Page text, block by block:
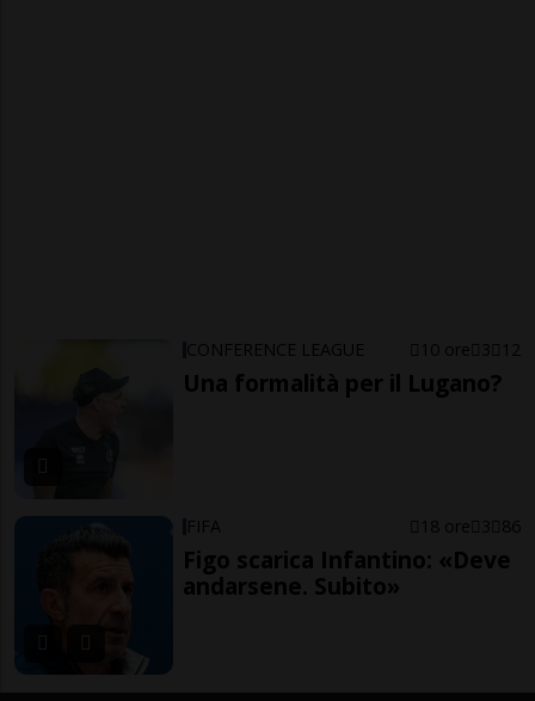
CONFERENCE LEAGUE 10 ore 3 12
Una formalità per il Lugano?
FIFA 18 ore 3 86
Figo scarica Infantino: «Deve
andarsene. Subito»